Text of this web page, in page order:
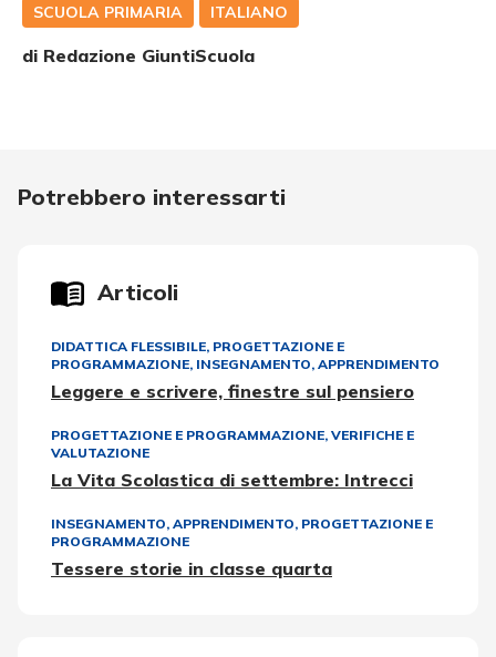
SCUOLA PRIMARIA ITALIANO
di Redazione GiuntiScuola
Potrebbero interessarti
Articoli
DIDATTICA FLESSIBILE, PROGETTAZIONE E
PROGRAMMAZIONE, INSEGNAMENTO, APPRENDIMENTO
Leggere e scrivere, finestre sul pensiero
PROGETTAZIONE E PROGRAMMAZIONE, VERIFICHE E
VALUTAZIONE
La Vita Scolastica di settembre: Intrecci
INSEGNAMENTO, APPRENDIMENTO, PROGETTAZIONE E
PROGRAMMAZIONE
Tessere storie in classe quarta